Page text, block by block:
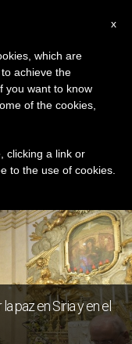
paz en Siria y en el
x
which are
achieve the
you want to know
of the cookies,
clicking a link or
to the use of cookies.